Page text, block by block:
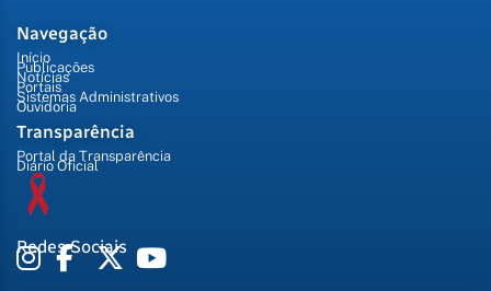
Navegação
Início
Publicações
Notícias
Portais
Sistemas Administrativos
Ouvidoria
Transparência
Portal da Transparência
Diário Oficial
Redes Sociais